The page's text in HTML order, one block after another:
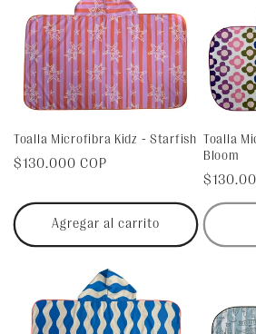
Toalla Microfibra Kidz - Starfish
Precio
$130.000 COP
Agregar al carrito
Toalla
Bloom
Precio